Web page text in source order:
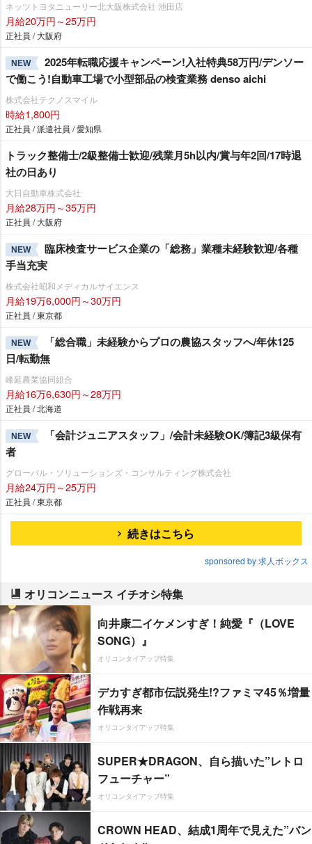
ネッツトヨタニューリー北大阪株式会社 池田店
月給20万円～25万円
正社員 / 大阪府
NEW
2025年転職応援キャンペーン!入社特典58万円/デンソー
で働こう!自動車工場で小型部品の検査業務 denso aichi
株式会社テクノスマイル
時給1,800円
正社員 / 派遣社員 / 愛知県
トラック整備士/2級整備士歓迎/残業月5h以内/賞与年2回/17時退
社の日あり
大日自動車株式会社
月給28万円～35万円
正社員 / 大阪府
NEW
臨床検査サービス企業の「総務」業種未経験歓迎/各種
手当充実
株式会社昭和メディカルサイエンス
月給19万6,000円～30万円
正社員 / 東京都
NEW
「総合職」未経験からプロの農協スタッフへ/年休125
日/転勤無
峰延農業協同組合
月給16万6,630円～28万円
正社員 / 北海道
NEW
「会計ジュニアスタッフ」/会計未経験OK/簿記3級保有
者
グローバル・ソリューションズ・コンサルティング株式会社
月給24万円～25万円
正社員 / 東京都
続きはこちら
sponsored by 求人ボックス
オリコンニュース イチオシ特集
向井康二イケメンすぎ！純愛『（LOVE
SONG）』
オリコンタイアップ特集
デカすぎ都市伝説発生!?ファミマ45％増量
作戦再来
オリコンタイアップ特集
SUPER★DRAGON、自ら描いた”レトロ
フューチャー”
オリコンタイアップ特集
CROWN HEAD、結成1周年で見えた”バン